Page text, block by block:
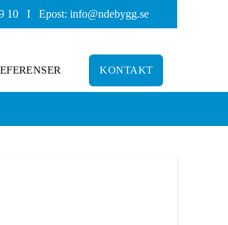
10 I Epost: info@ndebygg.se
KONTAKT